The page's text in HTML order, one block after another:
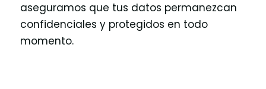
aseguramos que tus datos permanezcan
confidenciales y protegidos en todo
momento.